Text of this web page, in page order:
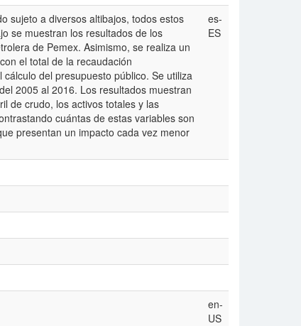
sujeto a diversos altibajos, todos estos
se muestran los resultados de los
de Pemex. Asimismo, se realiza un
el total de la recaudación
del presupuesto público. Se utiliza
2005 al 2016. Los resultados muestran
de crudo, los activos totales y las
cuántas de estas variables son
presentan un impacto cada vez menor
es-
ES
en-
US